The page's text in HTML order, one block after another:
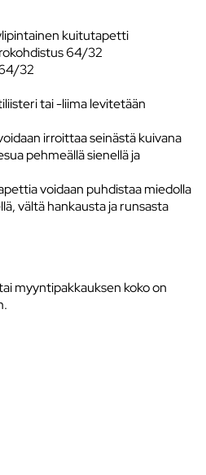
kuitutapetti
64/32
32
tai -liima levitetään
irroittaa seinästä kuivana
pehmeällä sienellä ja
voidaan puhdistaa miedolla
vältä hankausta ja runsasta
myyntipakkauksen koko on